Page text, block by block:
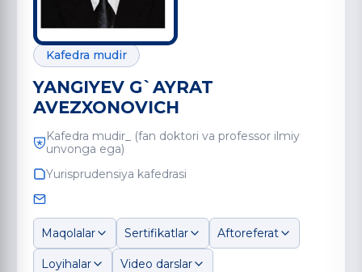
Kafedra mudir
YANGIYEV G`AYRAT
AVEZXONOVICH
Kafedra mudir_ (fan doktori va professor ilmiy
unvonga ega)
Yurisprudensiya kafedrasi
Maqolalar Sertifikatlar Aftoreferat
Loyihalar Video darslar